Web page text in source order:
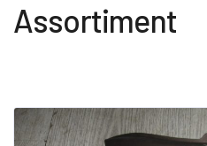
Assortiment